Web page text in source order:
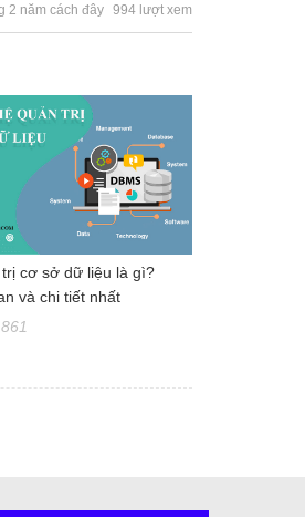
2 năm cách đây 994 lượt xem
trị cơ sở dữ liệu là gì?
và chi tiết nhất